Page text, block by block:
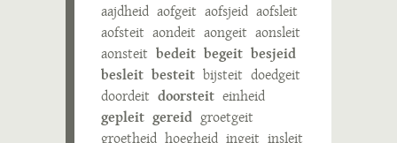
aajdheid aofgeit aofsjeid aofsleit
aofsteit aondeit aongeit aonsleit
aonsteit bedeit begeit besjeid
besleit besteit bijsteit doedgeit
doordeit doorsteit einheid
gepleit gereid groetgeit
groetheid hoegheid ingeit insleit